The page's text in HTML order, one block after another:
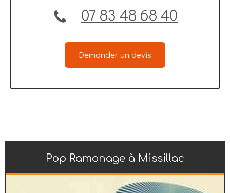
07 83 48 68 40
Demander un devis
Pop Ramonage à Missillac